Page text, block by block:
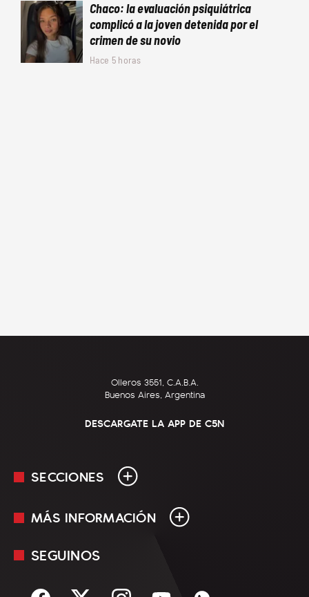
Chaco: la evaluación psiquiátrica
complicó a la joven detenida por el
crimen de su novio
Hace 5 horas
Olleros 3551, C.A.B.A.
Buenos Aires, Argentina
DESCARGATE LA APP DE C5N
SECCIONES
En Vivo
MÁS INFORMACIÓN
Mediakit
Términos y condiciones
SEGUINOS